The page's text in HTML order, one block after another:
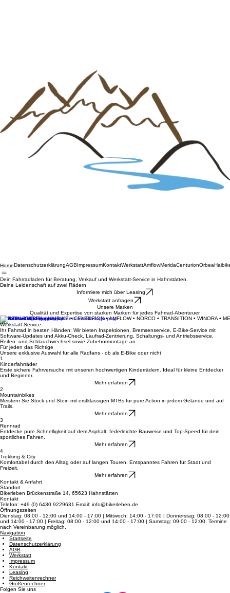
Home DatenschutzerklärungAGBImpressumKontaktWerkstattAmflowMeridaCenturion
Dein Fahrradladen für Beratung, Verkauf und Werkstatt-Service in Hahnstätten.
Informiere mich über Leasing
Werkstatt anfragen
Qualität und Expertise von starken Marken für jedes Fahrrad-Abenteuer.
MERIDA • ORBEA • HAIBIKE • CENTURION • AMFLOW • NORCO • TRANSITION • WINORA •
Werkstatt-Service
Ihr Fahrrad in besten Händen: Wir bieten Inspektionen, Bremsenservice, E-Bike-Service mit
Software-Updates und Akku-Check, Laufrad-Zentrierung, Schaltungs- und Antriebsservice,
Reifen- und Schlauchwechsel sowie Zubehörmontage an.
Für jeden das Richtige
Unsere exklusive Auswahl für alle Radfans - ob als E-Bike oder nicht
1
Erste sichere Fahrversuche mit unseren hochwertigen Kinderrädern. Ideal für kleine Entdecker
und Beginner.
Mehr erfahren
2
Meistern Sie Stock und Stein mit erstklassigen MTBs für pure Action in jedem Gelände und auf
Trails.
Mehr erfahren
3
Entdecke pure Schnelligkeit auf dem Asphalt: federleichte Bauweise und Top-Speed für dein
sportliches Fahren.
Mehr erfahren
4
Komfortabel durch den Alltag oder auf langen Touren. Entspanntes Fahren für Stadt und
Freizeit.
Mehr erfahren
Kontakt & Anfahrt
Standort
Bikerleben Brückenstraße 14, 65623 Hahnstätten
Kontakt
Telefon: +49 (0) 6430 9229631 Email: info@bikerleben.de
Öffnungszeiten
Dienstag: 08:00 - 12:00 und 14:00 - 17:00 | Mittwoch: 14:00 - 17:00 | Donnerstag: 08:00 - 12:00
und 14:00 - 17:00 | Freitag: 08:00 - 12:00 und 14:00 - 17:00 | Samstag: 09:00 - 12:00. Termine
nach Vereinbarung möglich.
Navigation
Startseite
Datenschutzerklärung
AGB
Werkstatt
Impressum
Kontakt
Leasing